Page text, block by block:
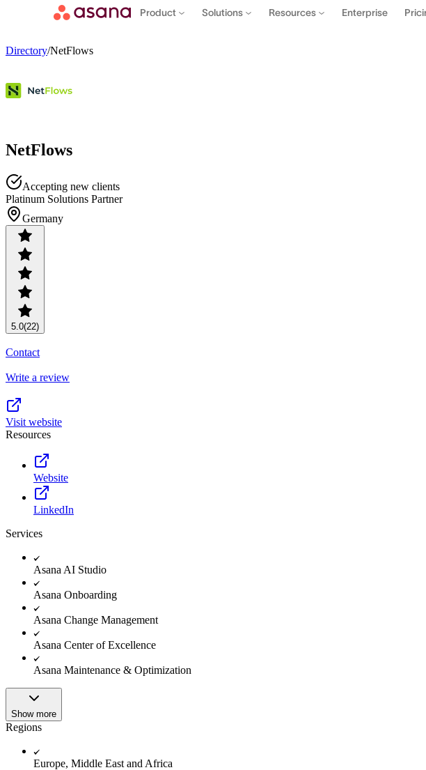
Product Solutions Resources Enterprise
Directory/NetFlows
NetFlows
Accepting new clients
Platinum Solutions Partner
Germany
5.0(22)
Contact
Write a review
Visit website
Resources
Website
LinkedIn
Services
Asana AI Studio
Asana Onboarding
Asana Change Management
Asana Center of Excellence
Asana Maintenance & Optimization
Show more
Regions
Europe, Middle East and Africa